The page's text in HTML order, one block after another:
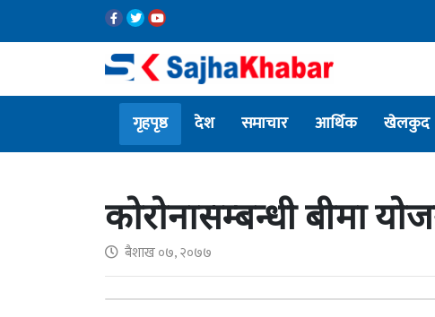
गृहपृष्ठ देश समाचार आर्थिक खेलकुद
कोरोनासम्बन्धी बीमा
बैशाख ०७, २०७७